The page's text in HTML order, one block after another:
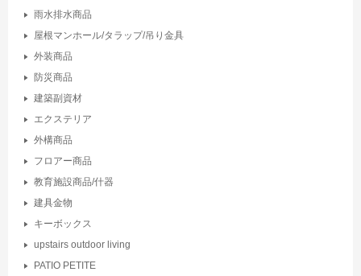
雨水排水商品
屋根マンホール/タラップ/吊り金具
外装商品
防災商品
建築副資材
エクステリア
外構商品
フロアー商品
教育施設商品/什器
建具金物
キーボックス
upstairs outdoor living
PATIO PETITE